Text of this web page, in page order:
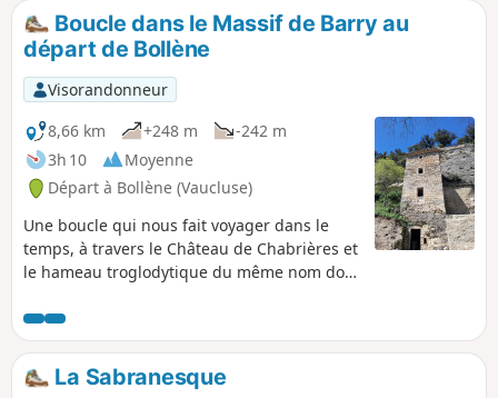
Boucle dans le Massif de Barry au
départ de Bollène
Visorandonneur
8,66 km
+248 m
-242 m
3h 10
Moyenne
Départ à Bollène (Vaucluse)
Une boucle qui nous fait voyager dans le
temps, à travers le Château de Chabrières et
le hameau troglodytique du même nom dont
l'Ermite, singulière, et le village de Barry
dont une partie est déjà magnifiquement
restaurée. Ce cheminement nous amène à
l'abri du Mistral la plupart du temps et
La Sabranesque